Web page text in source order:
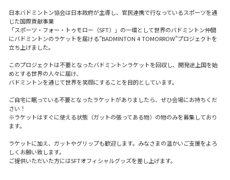
日本バドミントン協会は日本政府が主導し、官民連携で行なっているスポーツを通
じた国際貢献事業
「スポーツ・フォー・トゥモロー（SFT）」の一環として世界のバドミントン仲間
にバドミントンのラケットを届ける”BADMINTON 4 TOMORROW”プロジェクトを
立ち上げました。
このプロジェクトは不要となったバドミントンラケットを回収し、開発途上国を始
めとする世界の人々に届け、
バドミントンを通じて世界を笑顔にすることを目的としています。
ご自宅に眠っている不要となったラケットがありましたら、ぜひ会場にお持ちくだ
さい！
※ラケットはすぐに使える状態（ガットの張ってある物）の物のみを募集しており
ます。
ラケットに加え、ガットやグリップも歓迎します。みなさまの温かいご支援をよろ
しくお願い致します。
ご提供いただいた方にはSFTオフィシャルグッズを差し上げます。